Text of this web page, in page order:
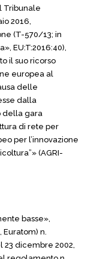
Tribunale
2016,
(T-570/13; in
EU:T:2016:40),
il suo ricorso
europea al
delle
dalla
della gara
di rete per
per l’innovazione
(AGRI-
basse»,
Euratom) n.
23 dicembre 2002,